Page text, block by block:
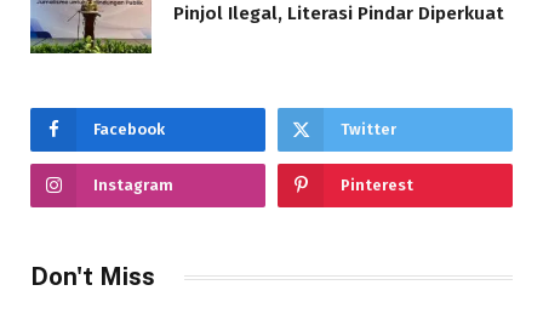
Pinjol Ilegal, Literasi Pindar Diperkuat
Facebook Twitter
Instagram Pinterest
Don't Miss